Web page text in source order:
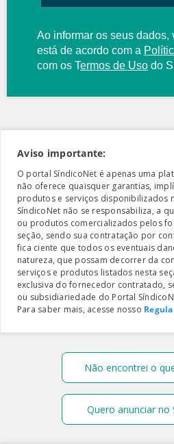
Ao informar os seus dados,
está de acordo com a
com os Termos de Uso do
Aviso importante:
O portal SíndicoNet é apenas uma
não oferece quaisquer garantias,
produtos e serviços disponibilizados
SíndicoNet não se responsabiliza, a
ou produtos comercializados pelos
seção, sendo sua contratação por
fica ciente que todos os eventuais
natureza, que possam decorrer da
serviços e produtos listados nesta
exclusiva do fornecedor contratado,
ou subsidiariedade do Portal
Para saber mais, acesse nosso
Não encontrei o
Quero anunciar no